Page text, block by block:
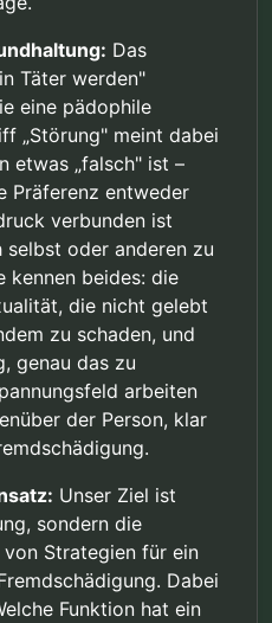
Das
Täter werden"
eine pädophile
„Störung" meint dabei
etwas „falsch" ist –
Präferenz entweder
verbunden ist
oder anderen zu
kennen beides: die
die nicht gelebt
zu schaden, und
genau das zu
arbeiten
der Person, klar
Unser Ziel ist
sondern die
Strategien für ein
Dabei
Funktion hat ein